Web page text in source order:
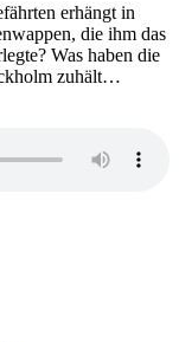
erhängt in
die ihm das
Was haben die
zuhält…